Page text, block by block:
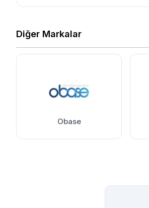
Diğer Markalar
Obase